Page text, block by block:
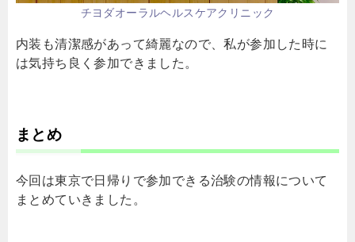
チヨダオーラルヘルスケアクリニック
内装も清潔感があって綺麗なので、私が参加した時に
は気持ち良く参加できました。
まとめ
今回は東京で日帰りで参加できる治験の情報について
まとめていきました。